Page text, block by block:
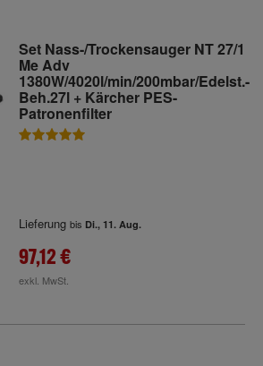
Set Nass-/Trockensauger NT 27/1
Me Adv
1380W/4020l/min/200mbar/Edelst.-
Beh.27l + Kärcher PES-
Patronenfilter
Lieferung bis Di., 11. Aug.
97,12 €
exkl. MwSt.